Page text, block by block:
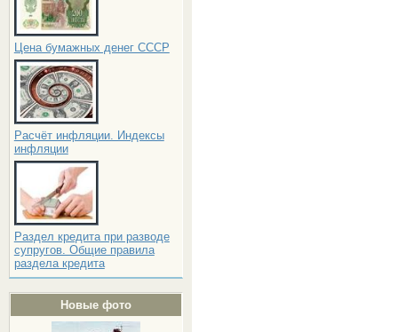
Цена бумажных денег СССР
Расчёт инфляции. Индексы
инфляции
Раздел кредита при разводе
супругов. Общие правила
раздела кредита
Новые фото